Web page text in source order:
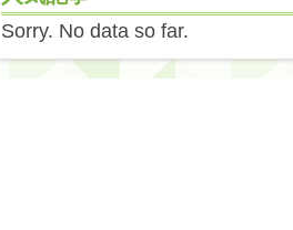
Sorry. No data so far.